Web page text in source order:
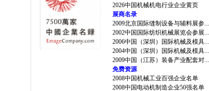
2026中国机械机电行业企业黄页
展商名录
2009北京国际缝制设备与辅料展参...
2002中国国际纺织机械展览会参展...
2006中国（深圳）国际机械及模具...
2004中国（深圳）国际机械及模具...
2009中国（江苏）装备产业配套对...
免费资源
2008中国机械工业百强企业名单
2008中国电动机制造企业50强名单